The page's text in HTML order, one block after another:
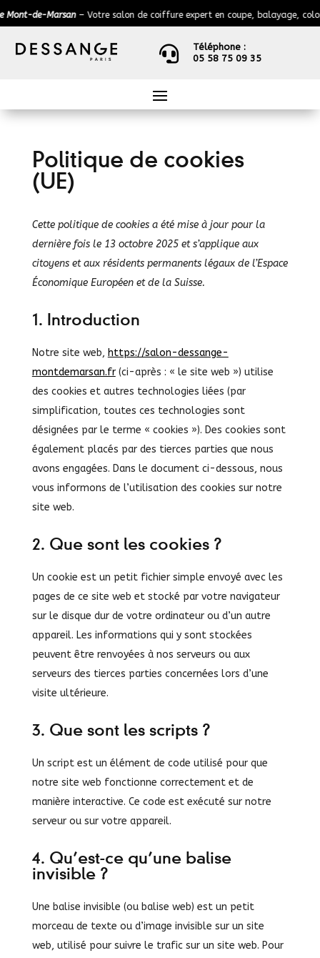
de-Marsan– Votre salon de coiffure expert en coupe, balayage, coloration

Téléphone :
05 58 75 09 35
Politique de cookies
(UE)
Cette politique de cookies a été mise à jour pour la
dernière fois le 13 octobre 2025 et s’applique aux
citoyens et aux résidents permanents légaux de l’Espace
Économique Européen et de la Suisse.
1. Introduction
Notre site web, https://salon-dessange-
montdemarsan.fr(ci-après : « le site web ») utilise
des cookies et autres technologies liées (par
simplification, toutes ces technologies sont
désignées par le terme « cookies »). Des cookies sont
également placés par des tierces parties que nous
avons engagées. Dans le document ci-dessous, nous
vous informons de l’utilisation des cookies sur notre
site web.
2. Que sont les cookies ?
Un cookie est un petit fichier simple envoyé avec les
pages de ce site web et stocké par votre navigateur
sur le disque dur de votre ordinateur ou d’un autre
appareil. Les informations qui y sont stockées
peuvent être renvoyées à nos serveurs ou aux
serveurs des tierces parties concernées lors d’une
visite ultérieure.
3. Que sont les scripts ?
Un script est un élément de code utilisé pour que
notre site web fonctionne correctement et de
manière interactive. Ce code est exécuté sur notre
serveur ou sur votre appareil.
4. Qu’est-ce qu’une balise
invisible ?
Une balise invisible (ou balise web) est un petit
morceau de texte ou d’image invisible sur un site
web, utilisé pour suivre le trafic sur un site web. Pour